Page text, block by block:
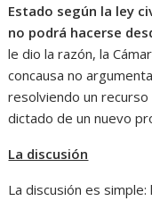
Estado según la ley
no podrá hacerse
le dio la razón, la
concausa no
resolviendo un
dictado de un nuevo
La discusión
La discusión es